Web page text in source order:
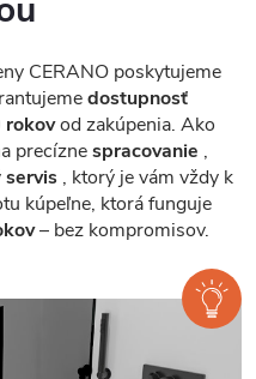
CERANO poskytujeme
dostupnosť
rokovod zakúpenia. Ako
precíznespracovanie ,
servis , ktorý je vám vždy k
kúpeľne, ktorá funguje
– bez kompromisov.